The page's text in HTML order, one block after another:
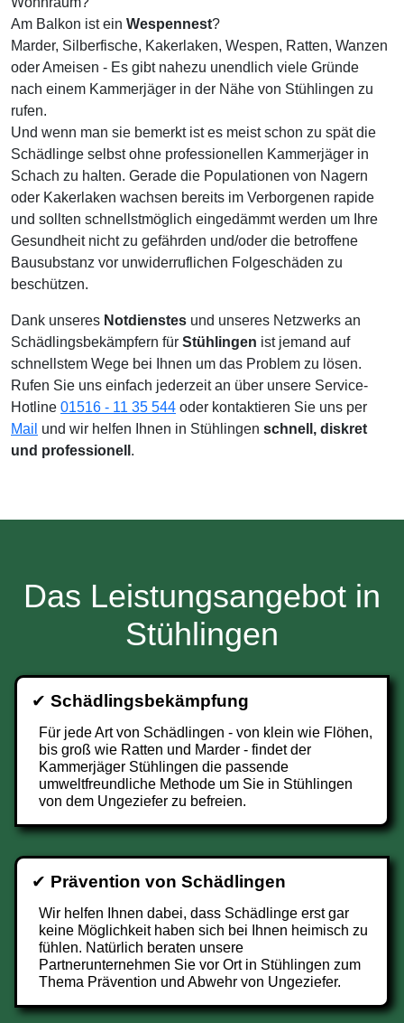
Am Balkon ist ein Wespennest?
Marder, Silberfische, Kakerlaken, Wespen, Ratten, Wanzen
oder Ameisen - Es gibt nahezu unendlich viele Gründe
nach einem Kammerjäger in der Nähe von Stühlingen zu
rufen.
Und wenn man sie bemerkt ist es meist schon zu spät die
Schädlinge selbst ohne professionellen Kammerjäger in
Schach zu halten. Gerade die Populationen von Nagern
oder Kakerlaken wachsen bereits im Verborgenen rapide
und sollten schnellstmöglich eingedämmt werden um Ihre
Gesundheit nicht zu gefährden und/oder die betroffene
Bausubstanz vor unwiderruflichen Folgeschäden zu
beschützen.
Dank unseres Notdienstes und unseres Netzwerks an
Schädlingsbekämpfern für Stühlingen ist jemand auf
schnellstem Wege bei Ihnen um das Problem zu lösen.
Rufen Sie uns einfach jederzeit an über unsere Service-
Hotline 01516 - 11 35 544 oder kontaktieren Sie uns per
Mail und wir helfen Ihnen in Stühlingen schnell, diskret
und professionell .
Das Leistungsangebot in
Stühlingen
✔ Schädlingsbekämpfung
Für jede Art von Schädlingen - von klein wie Flöhen,
bis groß wie Ratten und Marder - findet der
Kammerjäger Stühlingen die passende
umweltfreundliche Methode um Sie in Stühlingen
von dem Ungeziefer zu befreien.
✔ Prävention von Schädlingen
Wir helfen Ihnen dabei, dass Schädlinge erst gar
keine Möglichkeit haben sich bei Ihnen heimisch zu
fühlen. Natürlich beraten unsere
Partnerunternehmen Sie vor Ort in Stühlingen zum
Thema Prävention und Abwehr von Ungeziefer.